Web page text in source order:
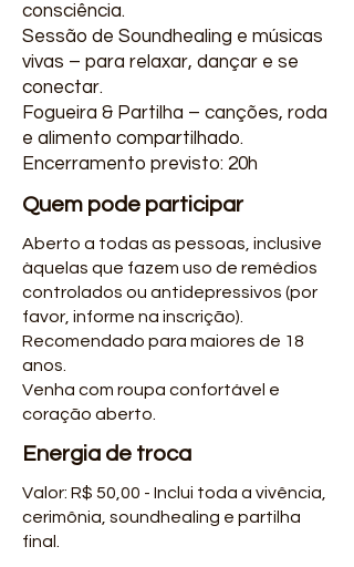
consciência.
Sessão de Soundhealing e músicas
vivas – para relaxar, dançar e se
conectar.
Fogueira & Partilha – canções, roda
e alimento compartilhado.
Encerramento previsto: 20h
Quem pode participar
Aberto a todas as pessoas, inclusive
àquelas que fazem uso de remédios
controlados ou antidepressivos (por
favor, informe na inscrição).
Recomendado para maiores de 18
anos.
Venha com roupa confortável e
coração aberto.
Energia de troca
Valor: R$ 50,00 - Inclui toda a vivência,
cerimônia, soundhealing e partilha
final.